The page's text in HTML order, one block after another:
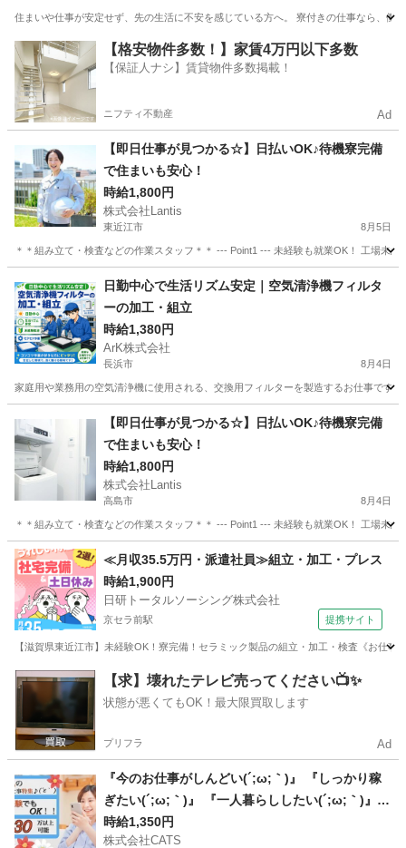
住まいや仕事が安定せず、先の生活に不安を感じている方へ。 寮付きの仕事なら、
滋賀 大津市 工場 スタッフ
【格安物件多数！】家賃4万円以下多数
【保証人ナシ】賃貸物件多数掲載！
ニフティ不動産 Ad
【即日仕事が見つかる☆】日払いOK♪待機寮完備
で住まいも安心！
時給1,800円
株式会社Lantis
東近江市 8月5日
＊＊組み立て・検査などの作業スタッフ＊＊ --- Point1 --- 未経験も就業OK！ 工場未
工場 スタッフ
日勤中心で生活リズム安定｜空気清浄機フィルタ
ーの加工・組立
時給1,380円
ArK株式会社
長浜市 8月4日
家庭用や業務用の空気清浄機に使用される、交換用フィルターを製造するお仕事です
工場 個室
【即日仕事が見つかる☆】日払いOK♪待機寮完備
で住まいも安心！
時給1,800円
株式会社Lantis
高島市 8月4日
＊＊組み立て・検査などの作業スタッフ＊＊ --- Point1 --- 未経験も就業OK！ 工場未
滋賀 高島市 工場 スタッフ
≪月収35.5万円・派遣社員≫組立・加工・プレス
時給1,900円
日研トータルソーシング株式会社
京セラ前駅 提携サイト
【滋賀県東近江市】未経験OK！寮完備！セラミック製品の組立・加工・検査《お仕
滋賀 東近江市 京セラ前駅 その他
【求】壊れたテレビ売ってください📺✨
状態が悪くてもOK！最大限買取します
プリフラ Ad
『今のお仕事がしんどい(´;ω;｀)』 『しっかり稼
ぎたい(´;ω;｀)』 『一人暮らししたい(´;ω;｀)』
☆女性から人気 軽作業スタッフ☆-草津
時給1,350円
株式会社CATS